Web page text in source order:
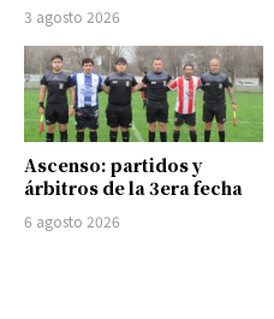
3 agosto 2026
Ascenso: partidos y
árbitros de la 3era fecha
6 agosto 2026